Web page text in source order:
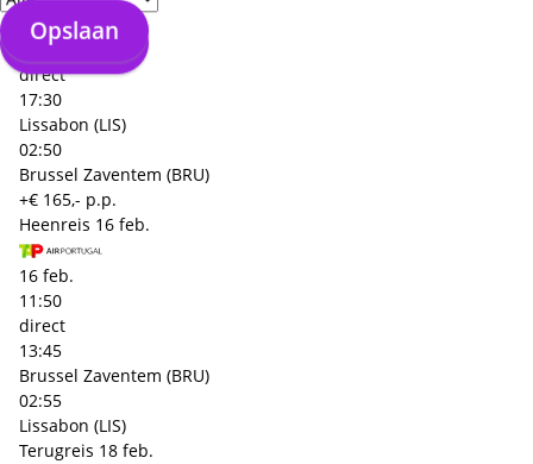
Opslaan
Opslaan
18 feb.
13:40
direct
17:30
Lissabon (LIS)
02:50
Brussel Zaventem (BRU)
+€ 165,- p.p.
Heenreis 16 feb.
16 feb.
11:50
direct
13:45
Brussel Zaventem (BRU)
02:55
Lissabon (LIS)
Terugreis 18 feb.